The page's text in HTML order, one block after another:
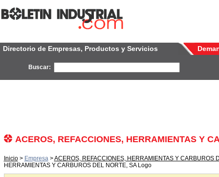
Directorio de Empresas, Productos y Servicios
Buscar:
ACEROS, REFACCIONES, HERRAMIENTAS Y
Inicio> Empresa>ACEROS, REFACCIONES, HERRAMIENTAS Y CARBUROS
HERRAMIENTAS Y CARBUROS DEL NORTE, SA Logo